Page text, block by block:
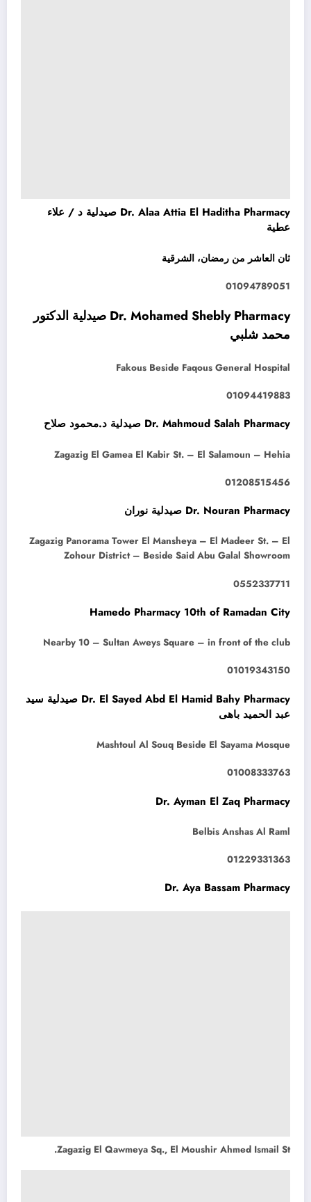
Dr. Alaa Attia El Haditha Pharmacy صيدلية د / علاء
عطية
ثان العاشر من رمضان، الشرقية
01094789051
Dr. Mohamed Shebly Pharmacy صيدلية الدكتور
محمد شلبي
Fakous Beside Faqous General Hospital
01094419883
Dr. Mahmoud Salah Pharmacy صيدلية د.محمود صلاح
Zagazig El Gamea El Kabir St. – El Salamoun – Hehia
01208515456
Dr. Nouran Pharmacy صيدلية نوران
Zagazig Panorama Tower El Mansheya – El Madeer St. – El
Zohour District – Beside Said Abu Galal Showroom
0552337711
Hamedo Pharmacy 10th of Ramadan City
Nearby 10 – Sultan Aweys Square – in front of the club
01019343150
Dr. El Sayed Abd El Hamid Bahy Pharmacy صيدلية سيد
عبد الحميد باهى
Mashtoul Al Souq Beside El Sayama Mosque
01008333763
Dr. Ayman El Zaq Pharmacy
Belbis Anshas Al Raml
01229331363
Dr. Aya Bassam Pharmacy
Zagazig El Qawmeya Sq., El Moushir Ahmed Ismail St.